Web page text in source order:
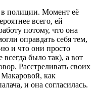
полиции. Момент её
всего, ей
потому, что она
оправдать себя тем,
и что они просто
всегда было так), а вот
Расстреливать своих
Макаровой, как
и она согласилась.